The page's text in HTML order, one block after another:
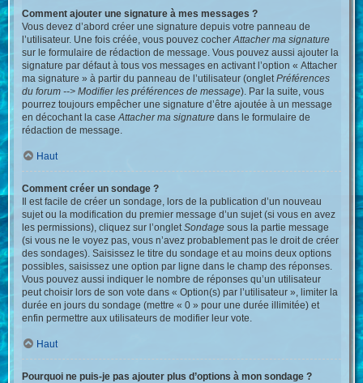
Comment ajouter une signature à mes messages ?
Vous devez d’abord créer une signature depuis votre panneau de
l’utilisateur. Une fois créée, vous pouvez cocherAttacher ma signature
sur le formulaire de rédaction de message. Vous pouvez aussi ajouter la
signature par défaut à tous vos messages en activant l’option « Attacher
ma signature » à partir du panneau de l’utilisateur (ongletPréférences
du forum --> Modifier les préférences de message). Par la suite, vous
pourrez toujours empêcher une signature d’être ajoutée à un message
en décochant la caseAttacher ma signature dans le formulaire de
rédaction de message.
Haut
Comment créer un sondage ?
Il est facile de créer un sondage, lors de la publication d’un nouveau
sujet ou la modification du premier message d’un sujet (si vous en avez
les permissions), cliquez sur l’ongletSondage sous la partie message
(si vous ne le voyez pas, vous n’avez probablement pas le droit de créer
des sondages). Saisissez le titre du sondage et au moins deux options
possibles, saisissez une option par ligne dans le champ des réponses.
Vous pouvez aussi indiquer le nombre de réponses qu’un utilisateur
peut choisir lors de son vote dans « Option(s) par l’utilisateur », limiter la
durée en jours du sondage (mettre « 0 » pour une durée illimitée) et
enfin permettre aux utilisateurs de modifier leur vote.
Haut
Pourquoi ne puis-je pas ajouter plus d’options à mon sondage ?